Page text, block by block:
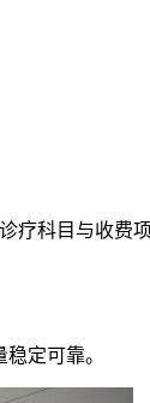
疗科目与收费
定可靠。